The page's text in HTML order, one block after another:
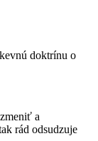
doktrínu o
a
rád odsudzuje